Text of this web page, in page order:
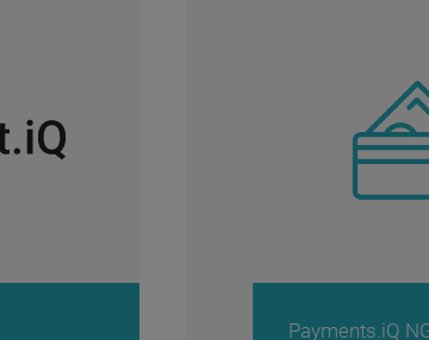
Payments.iQ